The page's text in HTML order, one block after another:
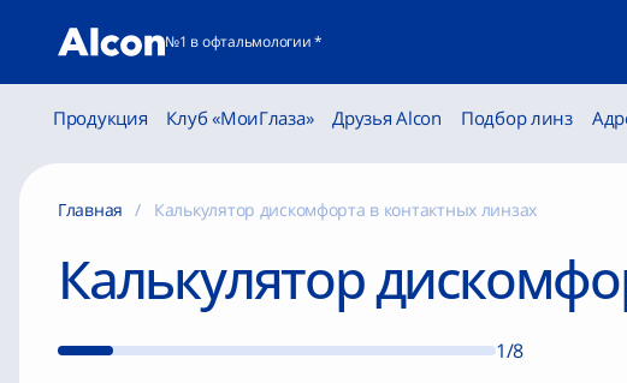
№1 в офтальмологии *
Продукция Клуб «МоиГлаза» Друзья Alcon Подбор линз
Главная Калькулятор дискомфорта в контактных линзах
Калькулятор
1/8